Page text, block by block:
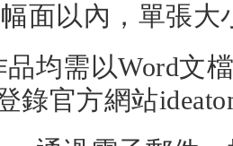
面以內，單張大
均需以Word文
錄官方網站